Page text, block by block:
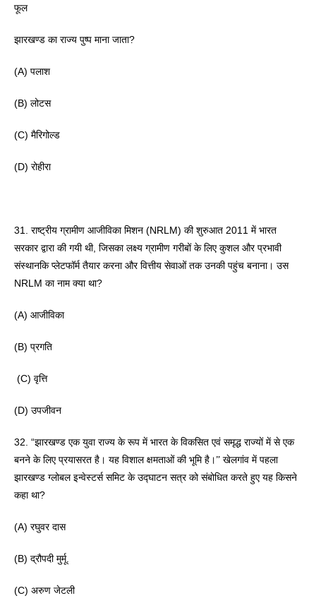
फूल
झारखण्ड का राज्य पुष्प माना जाता?
(A) पलाश
(B) लोटस
(C) मैरिगोल्ड
(D) रोहीरा
31. राष्ट्रीय ग्रामीण आजीविका मिशन (NRLM) की शुरुआत 2011 में भारत
सरकार द्वारा की गयी थी, जिसका लक्ष्य ग्रामीण गरीबों के लिए कुशल और प्रभावी
संस्थानकि प्लेटफॉर्म तैयार करना और वित्तीय सेवाओं तक उनकी पहुंच बनाना। उस
NRLM का नाम क्या था?
(A) आजीविका
(B) प्रगति
(C) वृत्ति
(D) उपजीवन
32. “झारखण्ड एक युवा राज्य के रूप में भारत के विकसित एवं समृद्ध राज्यों में से एक
बनने के लिए प्रयासरत है। यह विशाल क्षमताओं की भूमि है।” खेलगांव में पहला
झारखण्ड ग्लोबल इन्वेस्टर्स समिट के उद्घाटन सत्र को संबोधित करते हुए यह किसने
कहा था?
(A) रघुवर दास
(B) द्रौपदी मुर्मू.
(C) अरुण जेटली